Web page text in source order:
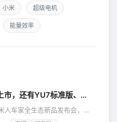
小米 超级电机
能量效率
，还有YU7标准版、 小米
人车家全生态新品发布会，正
合长途旅行的跑车级SUV”，